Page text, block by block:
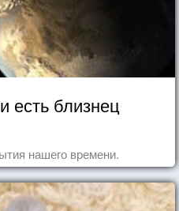
есть близнец
нашего времени.